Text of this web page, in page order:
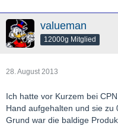
valueman
12000g Mitglied
28. August 2013
Ich hatte vor Kurzem bei
Hand aufgehalten und sie zu
Grund war die baldige